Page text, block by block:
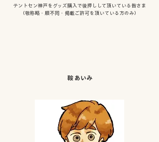
テントセン神戸をグッズ購入で後押しして頂いている皆さま
（敬称略・順不同・掲載ご許可を頂いている方のみ）
鞍 あいみ